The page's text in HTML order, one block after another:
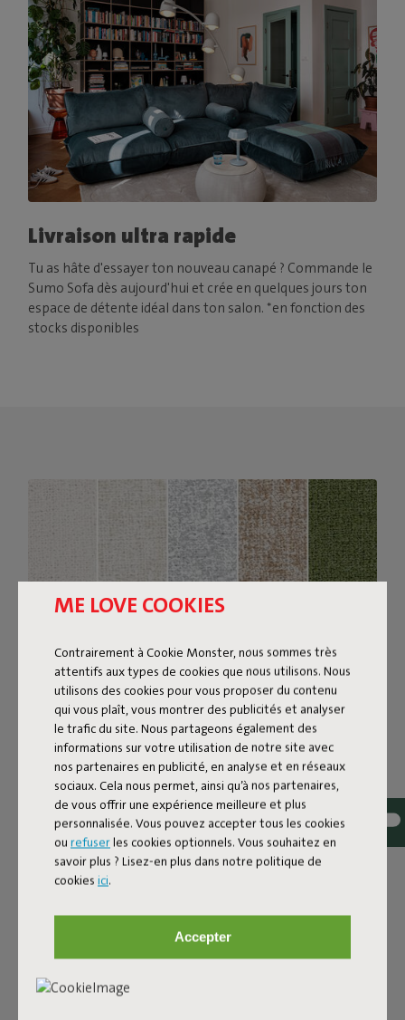
ME LOVE COOKIES
Contrairement à Cookie Monster, nous sommes très
attentifs aux types de cookies que nous utilisons. Nous
utilisons des cookies pour vous proposer du contenu
qui vous plaît, vous montrer des publicités et analyser
le trafic du site. Nous partageons également des
informations sur votre utilisation de notre site avec
nos partenaires en publicité, en analyse et en réseaux
sociaux. Cela nous permet, ainsi qu’à nos partenaires,
de vous offrir une expérience meilleure et plus
personnalisée. Vous pouvez accepter tous les cookies
ou refuserles cookies optionnels. Vous souhaitez en
savoir plus ? Lisez-en plus dans notre politique de
cookies ici.
Accepter
Livraison ultra rapide
Tu as hâte d'essayer ton nouveau canapé ? Commande le
Sumo Sofa dès aujourd'hui et crée en quelques jours ton
espace de détente idéal dans ton salon. *en fonction des
stocks disponibles
Tissu bouclé
Le Sumo Sofa Bouclé est fabriqué en polyester recyclé
avec une luxueuse structure bouclée. Le tissu est ultra
résistant, durable et tissé avec des fils de différentes
nuances pour un joli mélange de couleurs. Doux et
confortable pour s’y enfoncer, mais assez ferme pour
offrir un bon soutien. Pour encore plus de confort,
Commande tes échantillons de tissu